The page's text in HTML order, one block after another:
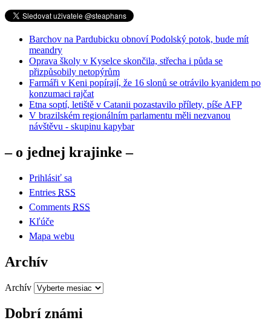
Barchov na Pardubicku obnoví Podolský potok, bude mít
meandry
Oprava školy v Kyselce skončila, střecha i půda se
přizpůsobily netopýrům
Farmáři v Keni popírají, že 16 slonů se otrávilo kyanidem po
konzumaci rajčat
Etna soptí, letiště v Catanii pozastavilo přílety, píše AFP
V brazilském regionálním parlamentu měli nezvanou
návštěvu - skupinu kapybar
– o jednej krajinke –
Prihlásiť sa
Entries RSS
Comments RSS
Kľúče
Mapa webu
Archív
Archív
Dobrí známi